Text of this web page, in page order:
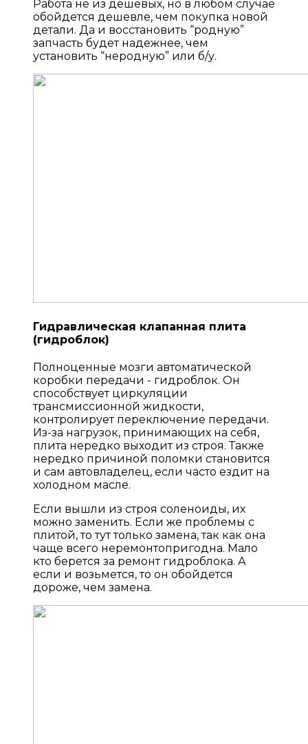
Работа не из дешевых, но в любом случае
обойдется дешевле, чем покупка новой
детали. Да и восстановить “родную”
запчасть будет надежнее, чем
установить “неродную” или б/у.
Гидравлическая клапанная плита
(гидроблок)
Полноценные мозги автоматической
коробки передачи - гидроблок. Он
способствует циркуляции
трансмиссионной жидкости,
контролирует переключение передачи.
Из-за нагрузок, принимающих на себя,
плита нередко выходит из строя. Также
нередко причиной поломки становится
и сам автовладелец, если часто ездит на
холодном масле.
Если вышли из строя соленоиды, их
можно заменить. Если же проблемы с
плитой, то тут только замена, так как она
чаще всего неремонтопригодна. Мало
кто берется за ремонт гидроблока. А
если и возьмется, то он обойдется
дороже, чем замена.